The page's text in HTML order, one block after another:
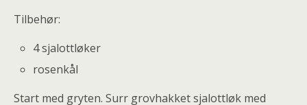
Tilbehør:
4 sjalottløker
rosenkål
Start med gryten. Surr grovhakket sjalottløk med